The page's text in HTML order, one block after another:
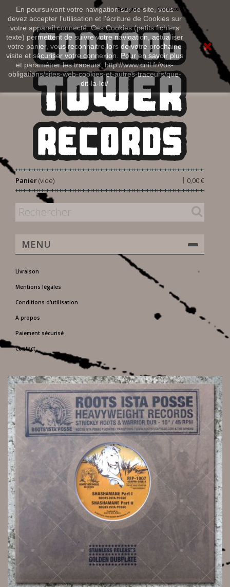
En poursuivant votre navigation sur ce site, vous
devez accepter l’utilisation et l'écriture de Cookies sur
votre appareil connecté. Ces Cookies (petits fichiers
texte) permettent de suivre votre navigation, actualiser
votre panier, vous reconnaitre lors de votre prochaine
visite et sécuriser votre connexion. Pour en savoir plus
et paramétrer les traceurs: http://www.cnil.fr/vos-
obligations/sites-web-cookies-et-autres-traceurs/que-
dit-la-loi/
Connexion
Français
Panier 0,00 €
|
(vide)
MENU
Livraison
Mentions légales
Conditions d'utilisation
A propos
Paiement sécurisé
Contact